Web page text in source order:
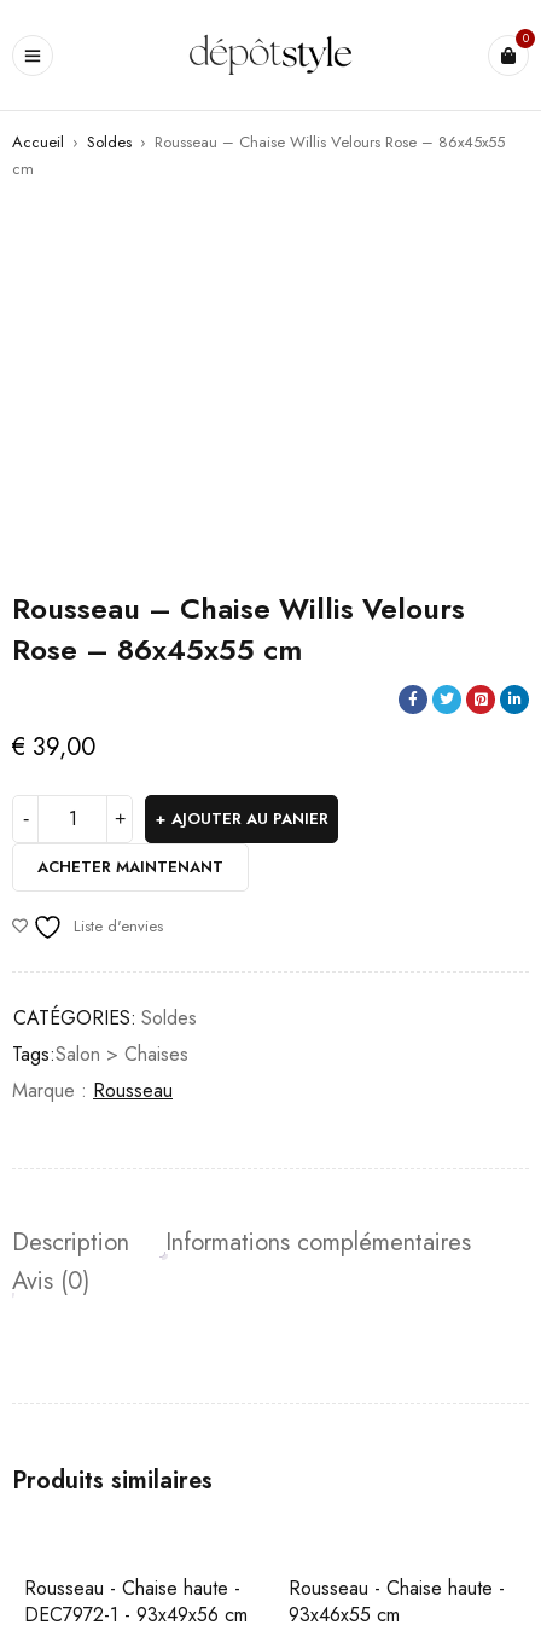
0
Accueil › Soldes › Rousseau – Chaise Willis Velours Rose – 86x45x55
cm
Rousseau – Chaise Willis Velours
Rose – 86x45x55 cm
€ 39,00
AJOUTER AU PANIER
ACHETER MAINTENANT
Liste d'envies
CATÉGORIES: Soldes
Tags:Salon > Chaises
Marque : Rousseau
Description
Informations complémentaires
Avis (0)
Produits similaires
Rousseau - Chaise haute -
DEC7972-1 - 93x49x56 cm
Rousseau - Chaise haute -
93x46x55 cm